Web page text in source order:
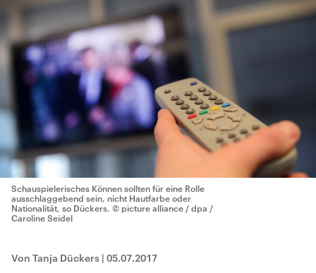
Schauspielerisches Können sollten für eine Rolle
ausschlaggebend sein, nicht Hautfarbe oder
Nationalität, so Dückers. © picture alliance / dpa /
Caroline Seidel
Von Tanja Dückers | 05.07.2017